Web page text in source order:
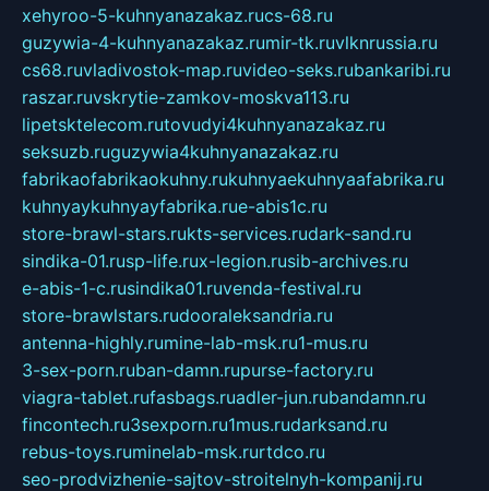
xehyroo-5-kuhnyanazakaz.rucs-68.ru
guzywia-4-kuhnyanazakaz.rumir-tk.ruvlknrussia.ru
cs68.ruvladivostok-map.ruvideo-seks.rubankaribi.ru
raszar.ruvskrytie-zamkov-moskva113.ru
lipetsktelecom.rutovudyi4kuhnyanazakaz.ru
seksuzb.ruguzywia4kuhnyanazakaz.ru
fabrikaofabrikaokuhny.rukuhnyaekuhnyaafabrika.ru
kuhnyaykuhnyayfabrika.rue-abis1c.ru
store-brawl-stars.rukts-services.rudark-sand.ru
sindika-01.rusp-life.rux-legion.rusib-archives.ru
e-abis-1-c.rusindika01.ruvenda-festival.ru
store-brawlstars.rudooraleksandria.ru
antenna-highly.rumine-lab-msk.ru1-mus.ru
3-sex-porn.ruban-damn.rupurse-factory.ru
viagra-tablet.rufasbags.ruadler-jun.rubandamn.ru
fincontech.ru3sexporn.ru1mus.rudarksand.ru
rebus-toys.ruminelab-msk.rurtdco.ru
seo-prodvizhenie-sajtov-stroitelnyh-kompanij.ru